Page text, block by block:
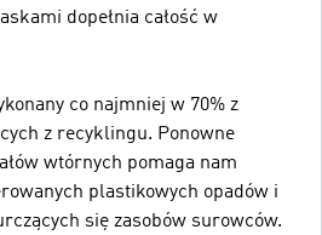
dopełnia całość w
co najmniej w 70% z
z recyklingu. Ponowne
wtórnych pomaga nam
plastikowych opadów i
się zasobów surowców.